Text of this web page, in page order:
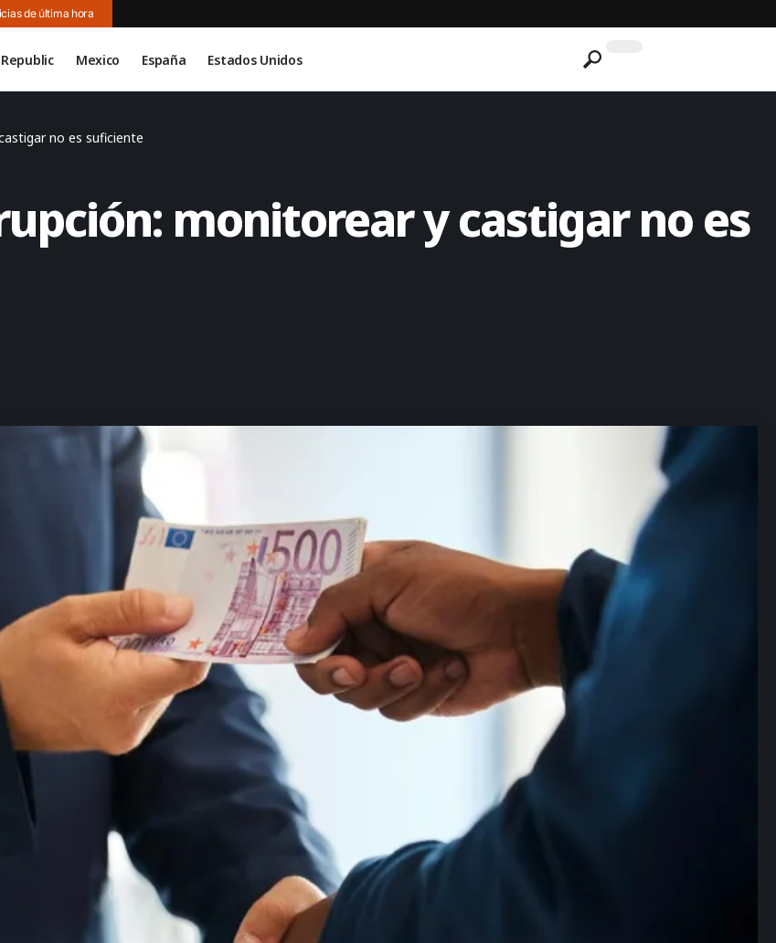
de última hora
Mexico España Estados Unidos
no es suficiente
monitorear y castigar no es